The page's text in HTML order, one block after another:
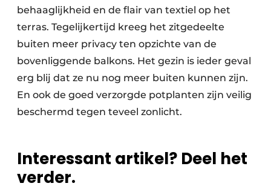
behaaglijkheid en de flair van textiel op het
terras. Tegelijkertijd kreeg het zitgedeelte
buiten meer privacy ten opzichte van de
bovenliggende balkons. Het gezin is ieder geval
erg blij dat ze nu nog meer buiten kunnen zijn.
En ook de goed verzorgde potplanten zijn veilig
beschermd tegen teveel zonlicht.
Interessant artikel? Deel het
verder.